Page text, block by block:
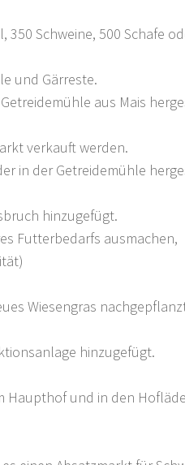
Schweine, 500 Schafe
und Gärreste.
aus Mais
verkauft werden.
in der Getreidemühle
hinzugefügt.
Futterbedarfs ausmachen,
Wiesengras
hinzugefügt.
Haupthof und in den